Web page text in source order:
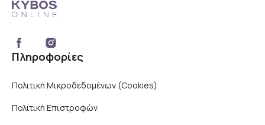
Πληροφορίες
Πολιτική Μικροδεδομένων (Cookies)
Πολιτική Επιστροφών